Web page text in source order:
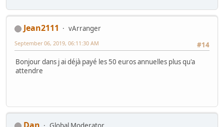
Jean2111
vArranger
#14
September 06, 2019, 06:11:30 AM
Bonjour dans j ai déjà payé les 50 euros annuelles plus qu'a
attendre